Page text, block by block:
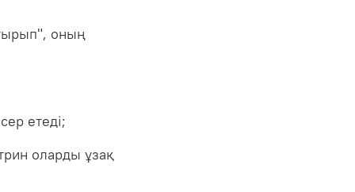
оның
етеді;
оларды ұзақ